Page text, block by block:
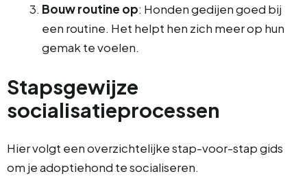
Bouw routine op: Honden gedijen goed bij
een routine. Het helpt hen zich meer op hun
gemak te voelen.
Stapsgewijze
socialisatieprocessen
Hier volgt een overzichtelijke stap-voor-stap gids
om je adoptiehond te socialiseren.